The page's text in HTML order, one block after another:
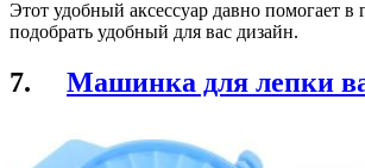
Этот удобный аксессуар давно помогает
подобрать удобный для вас дизайн.
7. Машинка для лепки